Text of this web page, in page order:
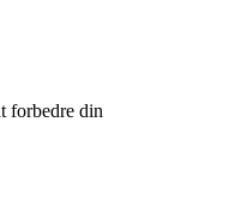
forbedre din